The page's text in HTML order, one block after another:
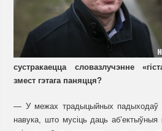
сустракаецца словазлучэнне
змест гэтага паняцця?
— У межах традыцыйных падыходаў
навука, што мусіць даць аб’ектыўныя